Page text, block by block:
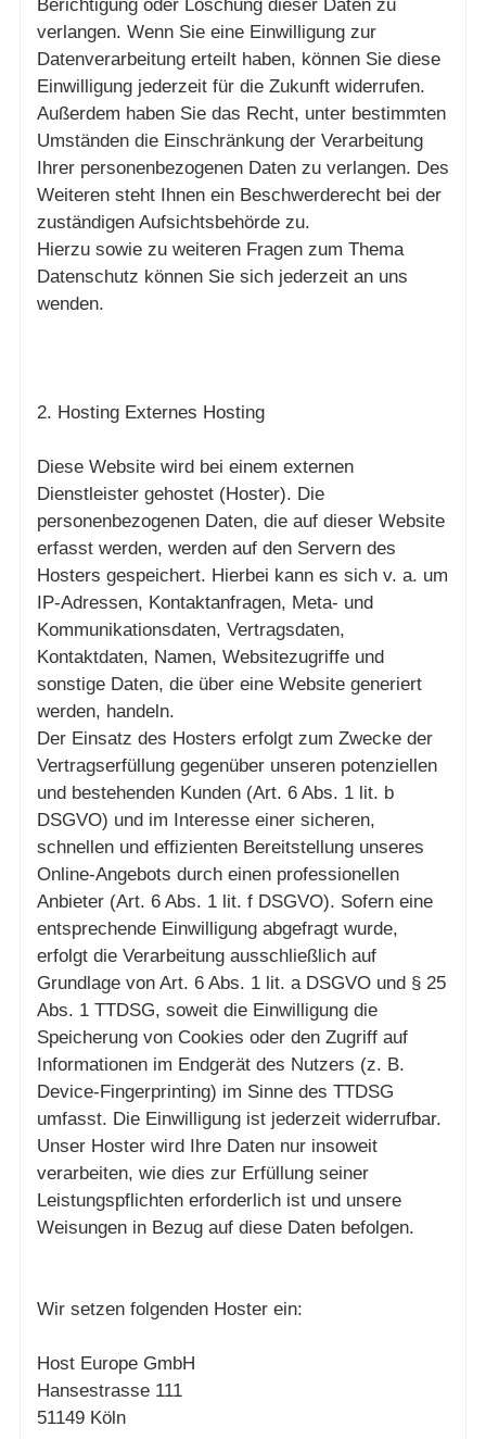
Berichtigung oder Löschung dieser Daten zu
verlangen. Wenn Sie eine Einwilligung zur
Datenverarbeitung erteilt haben, können Sie diese
Einwilligung jederzeit für die Zukunft widerrufen.
Außerdem haben Sie das Recht, unter bestimmten
Umständen die Einschränkung der Verarbeitung
Ihrer personenbezogenen Daten zu verlangen. Des
Weiteren steht Ihnen ein Beschwerderecht bei der
zuständigen Aufsichtsbehörde zu.
Hierzu sowie zu weiteren Fragen zum Thema
Datenschutz können Sie sich jederzeit an uns
wenden.
2. Hosting Externes Hosting
Diese Website wird bei einem externen
Dienstleister gehostet (Hoster). Die
personenbezogenen Daten, die auf dieser Website
erfasst werden, werden auf den Servern des
Hosters gespeichert. Hierbei kann es sich v. a. um
IP-Adressen, Kontaktanfragen, Meta- und
Kommunikationsdaten, Vertragsdaten,
Kontaktdaten, Namen, Websitezugriffe und
sonstige Daten, die über eine Website generiert
werden, handeln.
Der Einsatz des Hosters erfolgt zum Zwecke der
Vertragserfüllung gegenüber unseren potenziellen
und bestehenden Kunden (Art. 6 Abs. 1 lit. b
DSGVO) und im Interesse einer sicheren,
schnellen und effizienten Bereitstellung unseres
Online-Angebots durch einen professionellen
Anbieter (Art. 6 Abs. 1 lit. f DSGVO). Sofern eine
entsprechende Einwilligung abgefragt wurde,
erfolgt die Verarbeitung ausschließlich auf
Grundlage von Art. 6 Abs. 1 lit. a DSGVO und § 25
Abs. 1 TTDSG, soweit die Einwilligung die
Speicherung von Cookies oder den Zugriff auf
Informationen im Endgerät des Nutzers (z. B.
Device-Fingerprinting) im Sinne des TTDSG
umfasst. Die Einwilligung ist jederzeit widerrufbar.
Unser Hoster wird Ihre Daten nur insoweit
verarbeiten, wie dies zur Erfüllung seiner
Leistungspflichten erforderlich ist und unsere
Weisungen in Bezug auf diese Daten befolgen.
Wir setzen folgenden Hoster ein:
Host Europe GmbH
Hansestrasse 111
51149 Köln